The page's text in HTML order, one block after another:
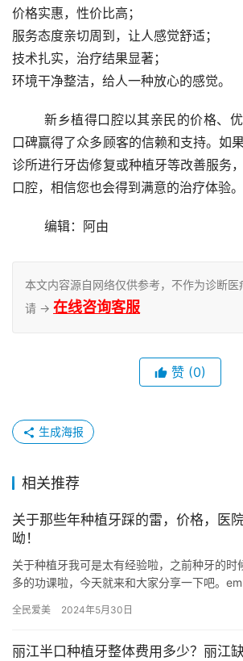
价格实惠，性价比高；
服务态度亲切周到，让人感觉舒适；
技术扎实，治疗结果显著；
环境干净整洁，给人一种放心的感觉。
	新乡植得口腔以其亲民的价格、优质的服务和良好的
口碑赢得了众多顾客的信赖和支持。如
诊所进行牙齿修复或种植牙等改善服务
口腔，相信您也会得到满意的治疗体验。
	编辑：阿由
本文内容源自网络仅供参考，不作为诊断医
请 → 在线咨询客服
赞 (0)
生成海报
相关推荐
关于那些年种植牙踩的雷，价格，医
呦！
关于种植牙我可是太有经验啦，之前种牙的时
多的功课啦，今天就来和大家分享一下吧。
坑：…
全民爱美 2024年5月30日
丽江半口种植牙整体费用多少？丽江